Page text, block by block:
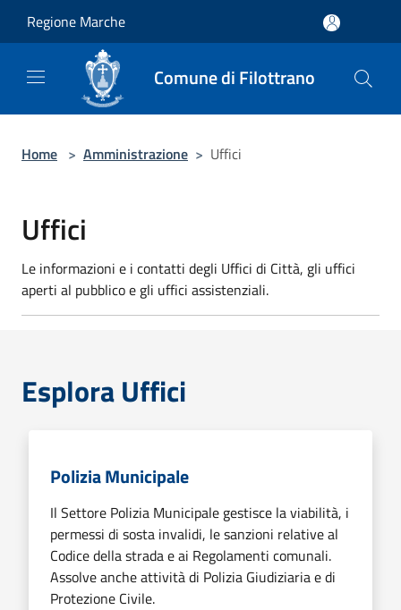
Regione Marche
Comune di Filottrano
Home > Amministrazione > Uffici
Uffici
Le informazioni e i contatti degli Uffici di Città, gli uffici
aperti al pubblico e gli uffici assistenziali.
Esplora Uffici
Polizia Municipale
Il Settore Polizia Municipale gestisce la viabilità, i
permessi di sosta invalidi, le sanzioni relative al
Codice della strada e ai Regolamenti comunali.
Assolve anche attività di Polizia Giudiziaria e di
Protezione Civile.